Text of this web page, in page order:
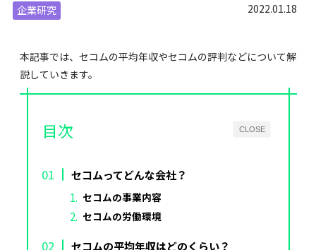
企業研究 2022.01.18
本記事では、セコムの平均年収やセコムの評判などについて解
説していきます。
CLOSE
目次
セコムってどんな会社？
セコムの事業内容
セコムの労働環境
セコムの平均年収はどのくらい？